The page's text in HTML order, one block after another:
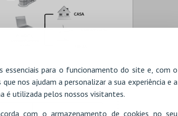
essenciais para o funcionamento do site e, com o
nos ajudam a personalizar a sua experiência e a
é utilizada pelos nossos visitantes.
com o armazenamento de cookies no seu